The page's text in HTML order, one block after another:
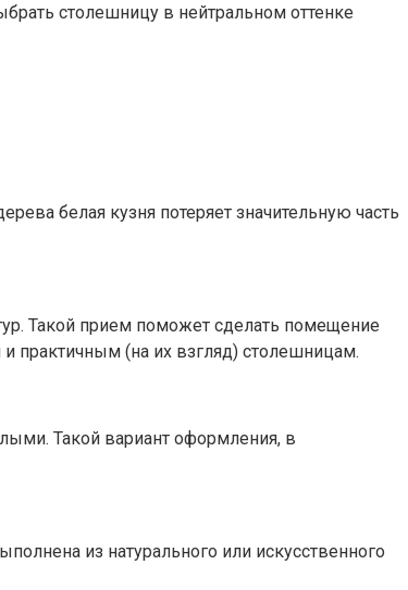
столешницу в нейтральном оттенке
белая кузня потеряет значительную часть
Такой прием поможет сделать помещение
практичным (на их взгляд) столешницам.
Такой вариант оформления, в
из натурального или искусственного